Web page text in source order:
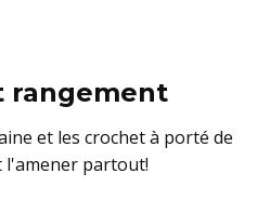
rangement
et les crochet à porté de
l'amener partout!